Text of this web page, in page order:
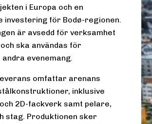
i Europa och en
investering för Bodø-regionen.
är avsedd för verksamhet
ska användas för
evenemang.
omfattar arenans
inklusive
2D-fackverk samt pelare,
stag. Produktionen sker